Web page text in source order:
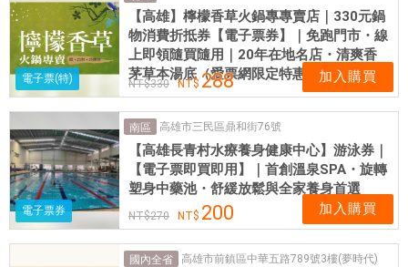
電子票(特)
【高雄】檸檬香草火鍋專專賣店｜330元鍋
物消費折抵券【電子票券】｜免跑門市・線
上即領隨買隨用｜20年在地名店・清爽香
茅草本湯底（愛票網限定特惠）
330 288 加入購買
電子票券
南區 高雄市三民區鼎和街76號
【高雄長青村水療養身健康中心】游泳券｜
【電子票即買即用】｜首創溫泉SPA・旋轉
塑身中藥池・舒緩放鬆與全家養身首選
270 200 加入購買
國內全省 高雄市前鎮區中華五路789號3樓(夢時代)